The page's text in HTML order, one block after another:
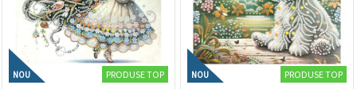
NOU PRODUSE TOP NOU PRODUSE TOP